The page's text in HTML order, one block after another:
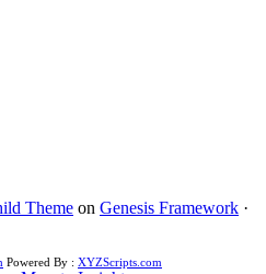
Theme on Genesis Framework ·
Powered By : XYZScripts.com